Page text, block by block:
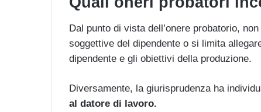
Dal punto di vista dell’onere probatorio,
soggettive del dipendente o si limita
dipendente e gli obiettivi della produzione.
Diversamente, la giurisprudenza ha
al datore di lavoro.